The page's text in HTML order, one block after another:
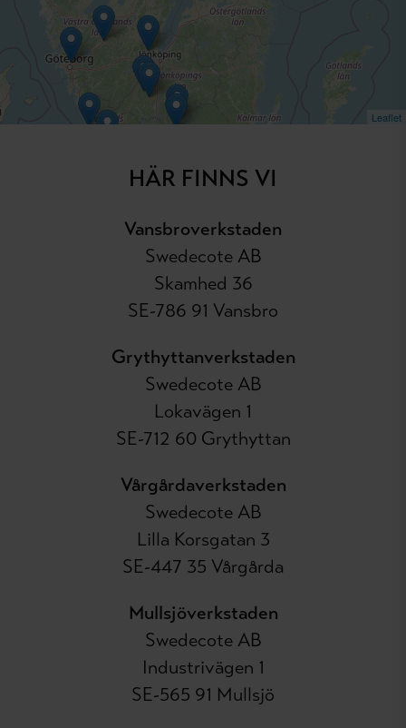
Leaflet
HÄR FINNS VI
Vansbroverkstaden
Swedecote AB
Skamhed 36
SE-786 91 Vansbro
Grythyttanverkstaden
Swedecote AB
Lokavägen 1
SE-712 60 Grythyttan
Vårgårdaverkstaden
Swedecote AB
Lilla Korsgatan 3
SE-447 35 Vårgårda
Mullsjöverkstaden
Swedecote AB
Industrivägen 1
SE-565 91 Mullsjö